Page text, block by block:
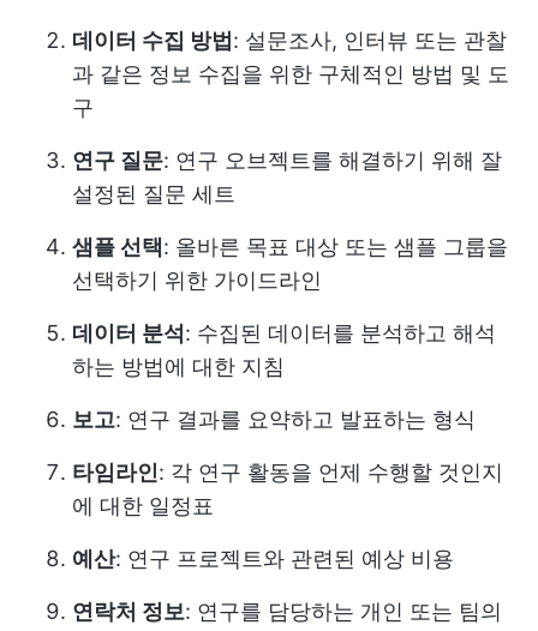
데이터 수집 방법 : 설문조사, 인터뷰 또는 관찰
과 같은 정보 수집을 위한 구체적인 방법 및 도
구
연구 질문: 연구 오브젝트를 해결하기 위해 잘
설정된 질문 세트
샘플 선택: 올바른 목표 대상 또는 샘플 그룹을
선택하기 위한 가이드라인
데이터 분석 : 수집된 데이터를 분석하고 해석
하는 방법에 대한 지침
보고: 연구 결과를 요약하고 발표하는 형식
타임라인: 각 연구 활동을 언제 수행할 것인지
에 대한 일정표
예산: 연구 프로젝트와 관련된 예상 비용
연락처 정보: 연구를 담당하는 개인 또는 팀의